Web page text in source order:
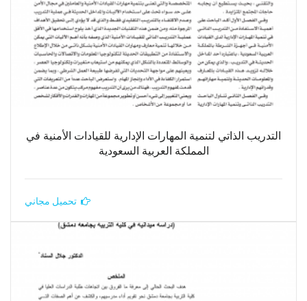
التدريب الذاتي لتنمية المهارات الإدارية للقيادات الأمنية في
المملكة العربية السعودية
تحميل مجاني